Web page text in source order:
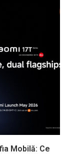
Mobilă: Ce